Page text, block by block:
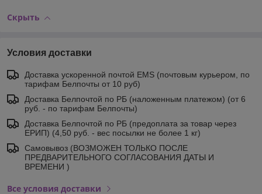
Скрыть
Условия доставки
Доставка ускоренной почтой EMS (почтовым курьером, по
тарифам Белпочты от 10 руб)
Доставка Белпочтой по РБ (наложенным платежом) (от 6
руб. - по тарифам Белпочты)
Доставка Белпочтой по РБ (предоплата за товар через
ЕРИП) (4,50 руб. - вес посылки не более 1 кг)
Самовывоз (ВОЗМОЖЕН ТОЛЬКО ПОСЛЕ
ПРЕДВАРИТЕЛЬНОГО СОГЛАСОВАНИЯ ДАТЫ И
ВРЕМЕНИ )
Все условия доставки